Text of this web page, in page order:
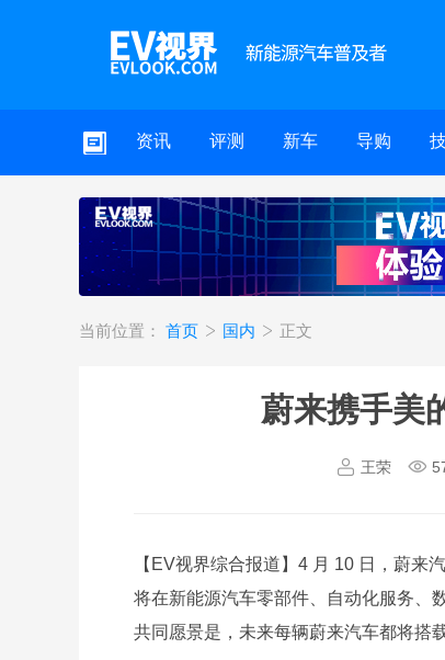
资讯 评测 新车 导购
当前位置： 首页 国内 正文
蔚来携手美
王荣
【EV视界综合报道】4 月 10 日，蔚来
将在新能源汽车零部件、自动化服务、
共同愿景是，未来每辆蔚来汽车都将搭